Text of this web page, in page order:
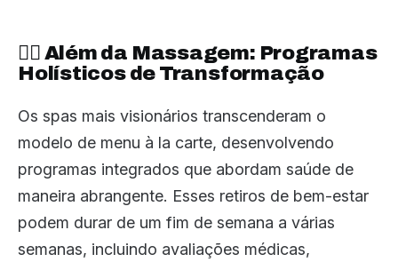
🧘‍♀️ Além da Massagem: Programas
Holísticos de Transformação
Os spas mais visionários transcenderam o
modelo de menu à la carte, desenvolvendo
programas integrados que abordam saúde de
maneira abrangente. Esses retiros de bem-estar
podem durar de um fim de semana a várias
semanas, incluindo avaliações médicas,